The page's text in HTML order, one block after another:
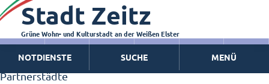
Zeitz - Die Kleinstadt
Willkommen in Zeitz!
Interview mit Oberbürgermeister Christian Thieme
Zeitz - Stadt der Zukunft
Ortschaften
Partnerstädte
Stadt Zeitz
Grüne Wohn- und Kulturstadt an der Weißen Elster
NOTDIENSTE SUCHE MENÜ